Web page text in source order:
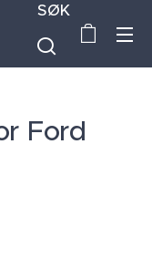
SØK
Ford